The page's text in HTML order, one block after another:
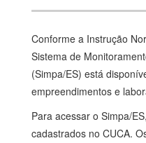
Conforme a Instrução
Sistema de
(Simpa/ES) está
empreendimentos e
Para acessar o Simpa/
cadastrados no CUCA.